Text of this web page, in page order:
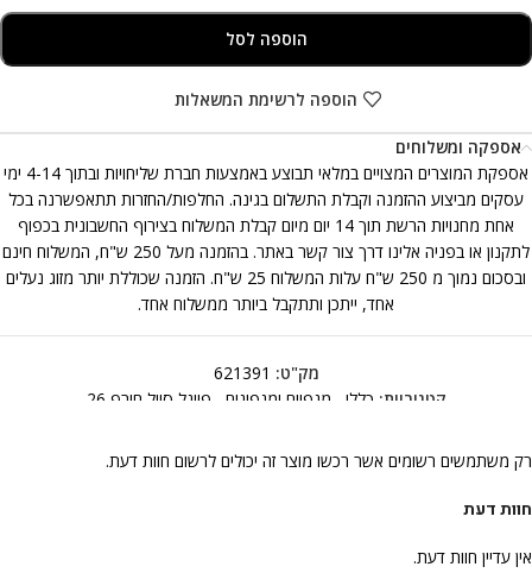
הוספה לסל
הוספה לרשימת המשאלות
אספקה ומשלוחים
אספקת המוצרים המצויים במלאי תבוצע באמצעות חברת שליחויות ובתוך 4-14 ימי
עסקים מביצוע ההזמנה וקבלת התשלום בגינה. החלפות/החזרות תתאפשרנה בכל
אחת מחנויות הרשת תוך 14 יום מיום קבלת המשלוח בצירוף החשבונית בכפוף
לתקנון או בפניה אלינו דרך צור קשר באתר. בהזמנה מעל 250 ש"ח, המשלוח חינם
ובסכום נמוך מ 250 ש"ח עלות המשלוח 25 ש"ח. הזמנה שכוללת יותר מזוג נעלים
אחד, ייתכן ותתקבל ביותר ממשלוח אחד.
מק"ט: 621391
קטגוריות: כללי מגפיים ומגפונים פיינל סייל חורף 26
חוות דעת
אין עדיין חוות דעת.
רק משתמשים רשומים אשר רכשו מוצר זה יכולים לרשום חוות דעת.